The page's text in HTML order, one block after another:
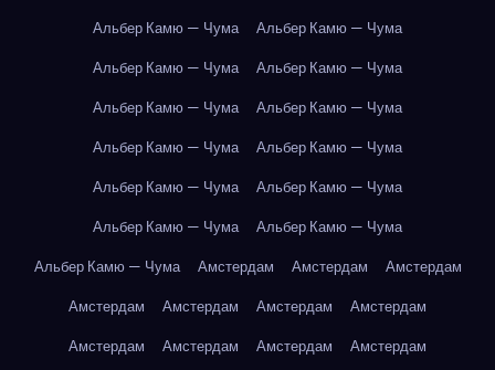
Альбер Камю — Чума
Альбер Камю — Чума
Альбер Камю — Чума
Альбер Камю — Чума
Альбер Камю — Чума
Альбер Камю — Чума
Альбер Камю — Чума
Альбер Камю — Чума
Альбер Камю — Чума
Альбер Камю — Чума
Альбер Камю — Чума
Альбер Камю — Чума
Альбер Камю — Чума
Амстердам Амстердам
Амстердам
Амстердам
Амстердам Амстердам
Амстердам
Амстердам
Амстердам Амстердам
Амстердам